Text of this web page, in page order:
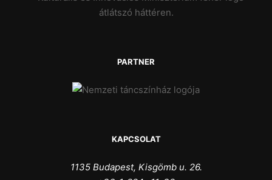
PARTNER
KAPCSOLAT
1135 Budapest, Kisgömb u. 26.